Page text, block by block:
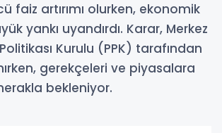
faiz artırımı olurken, ekonomik
yankı uyandırdı. Karar, Merkez
Kurulu (PPK) tarafından
gerekçeleri ve piyasalara
bekleniyor.